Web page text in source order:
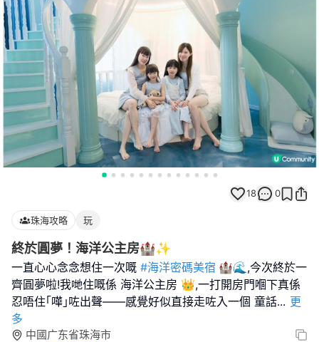
18 0
珠海攻略 玩
終於圓夢！海洋公主房🏰✨
一直心心念念想住一次嘅 #海洋密碼美宿 🏰🌊,今次終於一
齊圓夢啦!我哋住嘅係 海洋公主房 👑,一打開房門嗰下真係
忍唔住｢嘩｣咗出聲——感覺好似直接走咗入一個 童話... 更
多
中國广东省珠海市